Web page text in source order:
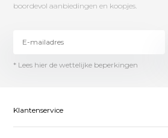
boordevol aanbiedingen en koopjes.
* Lees hier de wettelijke beperkingen
Klantenservice